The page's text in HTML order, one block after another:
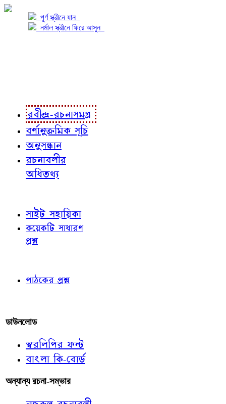
পূর্ণ স্ক্রীনে যান
নর্মাল স্ক্রীনে ফিরে আসুন
রবীন্দ্র-রচনাসমগ্র
বর্ণানুক্রমিক সূচি
অনুসন্ধান
রচনাবলীর
অধিতথ্য
সাইট সহায়িকা
কয়েকটি সাধারণ
প্রশ্ন
পাঠকের প্রশ্ন
ডাউনলোড
স্বরলিপির ফন্ট
বাংলা কি-বোর্ড
অন্যান্য রচনা-সম্ভার